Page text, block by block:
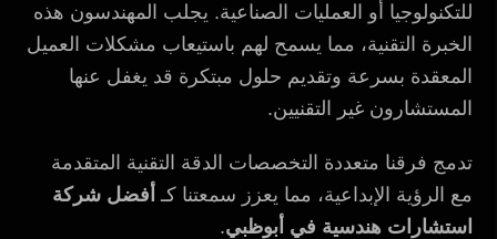
للتكنولوجيا أو العمليات الصناعية. يجلب المهندسون هذه
الخبرة التقنية، مما يسمح لهم باستيعاب مشكلات العميل
المعقدة بسرعة وتقديم حلول مبتكرة قد يغفل عنها
المستشارون غير التقنيين.
تدمج فرقنا متعددة التخصصات الدقة التقنية المتقدمة
مع الرؤية الإبداعية، مما يعزز سمعتنا كـ أفضل شركة
استشارات هندسية في أبوظبي.